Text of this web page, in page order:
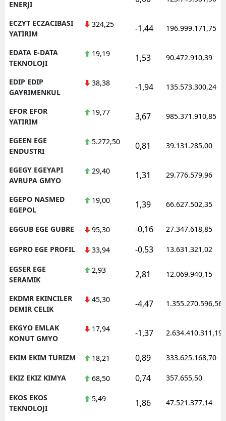
ENERJI
ECZYT ECZACIBASI
YATIRIM
324,25 -1,44 196.999.171,75
EDATA E-DATA
TEKNOLOJI
19,19 1,53 90.472.910,39
EDIP EDIP
GAYRIMENKUL
38,38 -1,94 135.573.300,24
EFOR EFOR
YATIRIM
19,77 3,67 985.371.910,85
EGEEN EGE
ENDUSTRI
5.272,50 0,81 39.131.285,00
EGEGY EGEYAPI
AVRUPA GMYO
29,40 1,31 29.776.579,96
EGEPO NASMED
EGEPOL
19,00 1,39 66.627.502,35
EGGUB EGE GUBRE 95,30 -0,16 27.347.618,85
EGPRO EGE PROFIL 33,94 -0,53 13.631.321,02
EGSER EGE
SERAMIK
2,93 2,81 12.069.940,15
EKDMR EKINCILER
DEMIR CELIK
45,30 -4,47 1.355.270.596,56
EKGYO EMLAK
KONUT GMYO
17,94 -1,37 2.634.410.311,19
EKIM EKIM TURIZM 18,21 0,89 333.625.168,70
EKIZ EKIZ KIMYA 68,50 0,74 357.655,50
EKOS EKOS
TEKNOLOJI
5,49 1,86 47.521.377,14